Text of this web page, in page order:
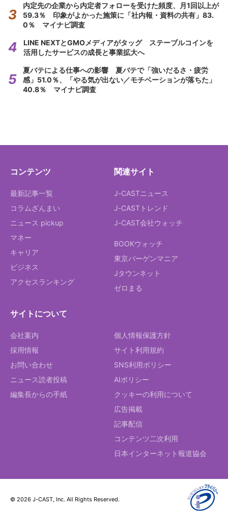
内定先の企業から内定者フォローを受けた頻度、月1回以上が
59.3％ 印象がよかった施策に「社内報・資料の共有」83.
0％ マイナビ調査
LINE NEXTとGMOメディアがタッグ ステーブルコインを
活用したサービスの成長と事業拡大へ
夏バテによる仕事への影響 夏バテで「強いだるさ・疲労
感」51.0％、「やる気が出ない／モチベーションが落ちた」
40.8％ マイナビ調査
コンテンツ
最新記事一覧
コラムざんまい
ニュース pickup
マネー
キャリア
ビジネス
アクセスランキング
関連サイト
J-CASTニュース
J-CASTトレンド
J-CAST会社ウォッチ
BOOKウォッチ
東京バーゲンマニア
Jタウンネット
ゼロまる
サイトについて
会社案内
採用情報
お問い合わせ
ニュース読者投稿
編集長からの手紙
個人情報保護方針
サイト利用規約
SNS利用ポリシー
AIポリシー
クッキーの利用について
広告掲載
記事配信
コンテンツ二次利用
日本インターネット報道協会
© 2026 J-CAST, Inc. All Rights Reserved.